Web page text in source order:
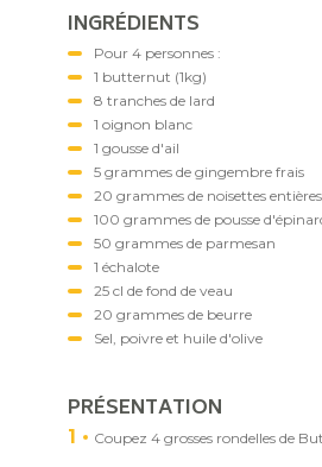
INGRÉDIENTS
Pour 4 personnes :
1 butternut (1kg)
8 tranches de lard
1 oignon blanc
1 gousse d'ail
5 grammes de gingembre frais
20 grammes de noisettes entières
100 grammes de pousse
50 grammes de parmesan
1 échalote
25 cl de fond de veau
20 grammes de beurre
Sel, poivre et huile d'olive
PRÉSENTATION
1 Coupez 4 grosses rondelles de